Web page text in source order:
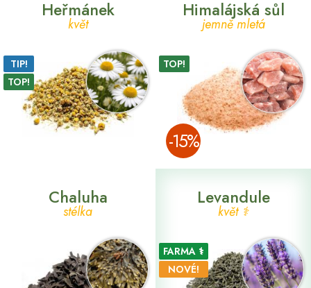
Heřmánek
květ
TIP!
TOP!
Himalájská sůl
jemně mletá
TOP!
­-15%
Chaluha
stélka
Levandule
květ ⚕
FARMA ⚕
NOVÉ!